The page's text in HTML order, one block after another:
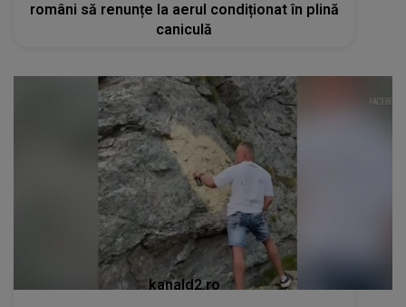
români să renunțe la aerul condiționat în plină
caniculă
kanald2.ro